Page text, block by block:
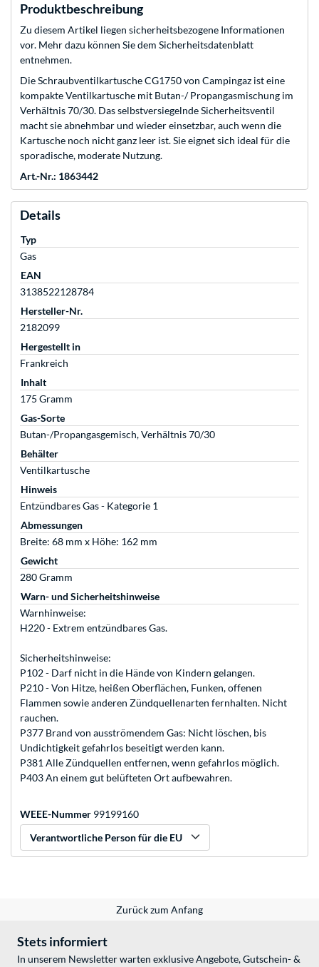
Produktbeschreibung
Zu diesem Artikel liegen sicherheitsbezogene Informationen
vor. Mehr dazu können Sie dem Sicherheitsdatenblatt
entnehmen.
Die Schraubventilkartusche CG1750 von Campingaz ist eine
kompakte Ventilkartusche mit Butan-/ Propangasmischung im
Verhältnis 70/30. Das selbstversiegelnde Sicherheitsventil
macht sie abnehmbar und wieder einsetzbar, auch wenn die
Kartusche noch nicht ganz leer ist. Sie eignet sich ideal für die
sporadische, moderate Nutzung.
Art.-Nr.: 1863442
Details
Typ
Gas
EAN
3138522128784
Hersteller-Nr.
2182099
Hergestellt in
Frankreich
Inhalt
175 Gramm
Gas-Sorte
Butan-/Propangasgemisch, Verhältnis 70/30
Behälter
Ventilkartusche
Hinweis
Entzündbares Gas - Kategorie 1
Abmessungen
Breite: 68 mm x Höhe: 162 mm
Gewicht
280 Gramm
Warn- und Sicherheitshinweise
Warnhinweise:
H220 - Extrem entzündbares Gas.
Sicherheitshinweise:
P102 - Darf nicht in die Hände von Kindern gelangen.
P210 - Von Hitze, heißen Oberflächen, Funken, offenen
Flammen sowie anderen Zündquellenarten fernhalten. Nicht
rauchen.
P377 Brand von ausströmendem Gas: Nicht löschen, bis
Undichtigkeit gefahrlos beseitigt werden kann.
P381 Alle Zündquellen entfernen, wenn gefahrlos möglich.
P403 An einem gut belüfteten Ort aufbewahren.
WEEE-Nummer 99199160
Verantwortliche Person für die EU
Zurück zum Anfang
Stets informiert
In unserem Newsletter warten exklusive Angebote, Gutschein- &